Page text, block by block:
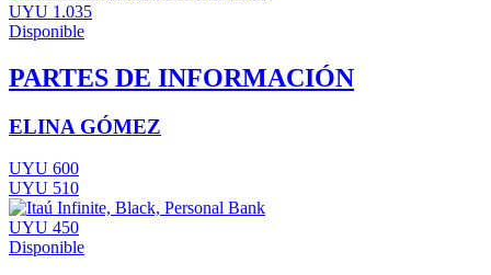
UYU 1.035
Disponible
PARTES DE INFORMACIÓN
ELINA GÓMEZ
UYU 600
UYU 510
UYU 450
Disponible